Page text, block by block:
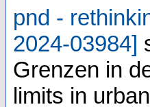
pnd -
2024-03984]
Grenzen in
limits in